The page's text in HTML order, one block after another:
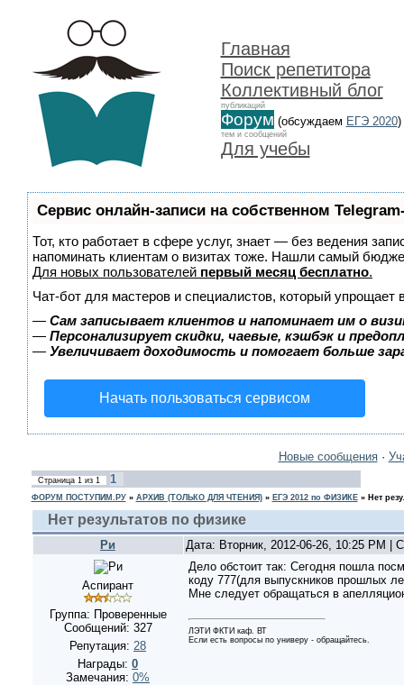
Главная
Поиск репетитора
Коллективный блог
публикаций
Форум (обсуждаем ЕГЭ 2020)
тем и сообщений
Для учебы
Сервис онлайн-записи на собственном
Тот, кто работает в сфере услуг, знает — без ведения
напоминать клиентам о визитах тоже. Нашли самый
Для новых пользователей первый месяц бесплатно.
Чат-бот для мастеров и специалистов, который упрощает
— Сам записывает клиентов и напоминает им о
— Персонализирует скидки, чаевые, кэшбэк и
— Увеличивает доходимость и помогает больше
Начать пользоваться сервисом
Новые сообщения·
Страница 1из 1 1
ФОРУМ ПОСТУПИМ.РУ» АРХИВ (ТОЛЬКО ДЛЯ ЧТЕНИЯ)» ЕГЭ 2012 по ФИЗИКЕ» Нет
Нет результатов по физике
Ри Дата: Вторник, 2012-06-26, 10:25 PM |
Аспирант
Группа: Проверенные
Сообщений: 327
Репутация: 28
Награды: 0
Замечания: 0%
Дело обстоит так: Сегодня пошла
коду 777(для выпускников прошлых
Мне следует обращаться в
ЛЭТИ ФКТИ каф. ВТ
Если есть вопросы по универу - обращайтесь.